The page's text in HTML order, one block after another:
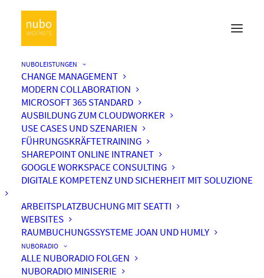
NUBOLEISTUNGEN
CHANGE MANAGEMENT
MODERN COLLABORATION
MICROSOFT 365 STANDARD
AUSBILDUNG ZUM CLOUDWORKER
USE CASES UND SZENARIEN
FÜHRUNGSKRÄFTETRAINING
SHAREPOINT ONLINE INTRANET
GOOGLE WORKSPACE CONSULTING
DIGITALE KOMPETENZ UND SICHERHEIT MIT SOLUZIONE
ARBEITSPLATZBUCHUNG MIT SEATTI
WEBSITES
RAUMBUCHUNGSSYSTEME JOAN UND HUMLY
NUBORADIO
ALLE NUBORADIO FOLGEN
NUBORADIO MINISERIE